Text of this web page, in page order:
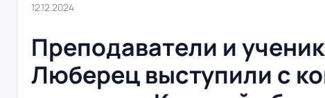
12.12.2024
Преподаватели и
Люберец выступили с